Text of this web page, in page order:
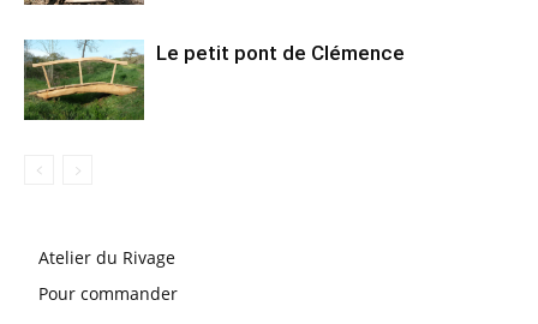
Le petit pont de Clémence
Atelier du Rivage
Pour commander